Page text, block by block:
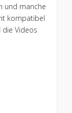
und manche
kompatibel
die Videos